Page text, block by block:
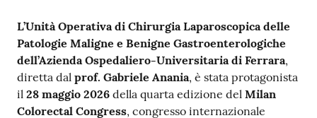
A
m
m
i
n
i
L’Unità Operativa di Chirurgia Laparoscopica delle
Patologie Maligne e Benigne Gastroenterologiche
dell’Azienda Ospedaliero-Universitaria di Ferrara,
diretta dal prof. Gabriele Anania, è stata protagonista
il 28 maggio 2026 della quarta edizione del Milan
Colorectal Congress, congresso internazionale